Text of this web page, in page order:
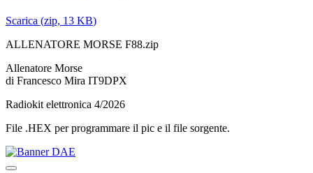
Scarica (zip, 13 KB)
ALLENATORE MORSE F88.zip
Allenatore Morse
di Francesco Mira IT9DPX
Radiokit elettronica 4/2026
File .HEX per programmare il pic e il file sorgente.